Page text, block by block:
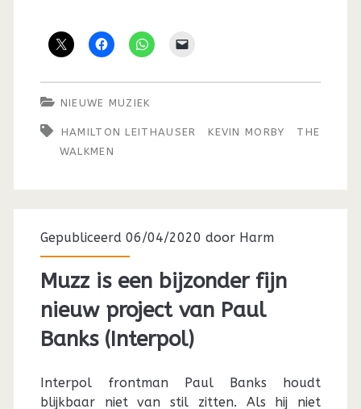
NIEUWE MUZIEK
HAMILTON LEITHAUSER KEVIN MORBY
THE
WALKMEN
Gepubliceerd 06/04/2020 door Harm
Muzz is een bijzonder fijn
nieuw project van Paul
Banks (Interpol)
Interpol frontman Paul Banks houdt
blijkbaar niet van stil zitten. Als hij niet